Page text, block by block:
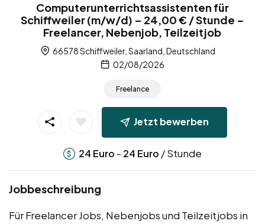
Computerunterrichtsassistenten für
Schiffweiler (m/w/d) – 24,00 € / Stunde –
Freelancer, Nebenjob, Teilzeitjob
66578 Schiffweiler, Saarland, Deutschland
02/08/2026
Freelance
Jetzt bewerben
24 Euro - 24 Euro / Stunde
Jobbeschreibung
Für Freelancer Jobs, Nebenjobs und Teilzeitjobs in